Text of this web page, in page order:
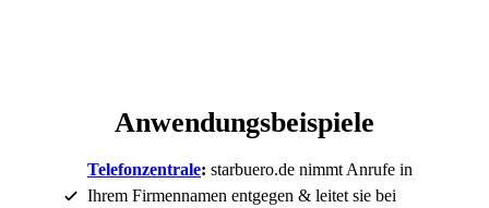
Anwendungsbeispiele
Telefonzentrale: starbuero.de nimmt Anrufe in
Ihrem Firmennamen entgegen & leitet sie bei